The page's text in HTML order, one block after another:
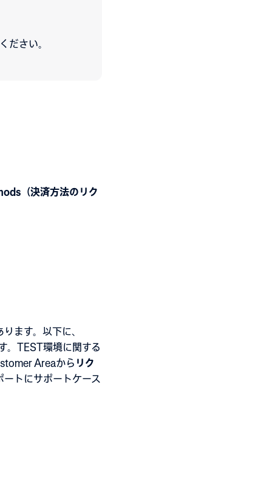
ださい。
（決済方法のリク
ます。以下に、
。TEST環境に関する
Areaから リク
トにサポートケース